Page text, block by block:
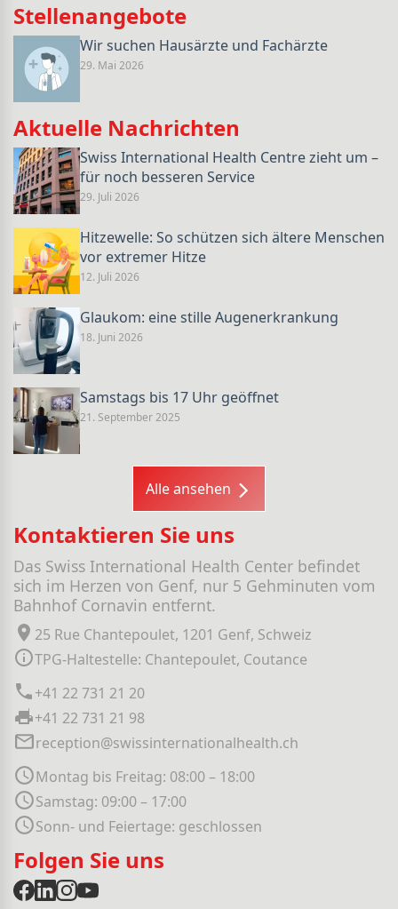
Stellenangebote
Wir suchen Hausärzte und Fachärzte
29. Mai 2026
Aktuelle Nachrichten
Swiss International Health Centre zieht um –
für noch besseren Service
29. Juli 2026
Hitzewelle: So schützen sich ältere Menschen
vor extremer Hitze
12. Juli 2026
Glaukom: eine stille Augenerkrankung
18. Juni 2026
Samstags bis 17 Uhr geöffnet
21. September 2025
Alle ansehen
Kontaktieren Sie uns
Das Swiss International Health Center befindet
sich im Herzen von Genf, nur 5 Gehminuten vom
Bahnhof Cornavin entfernt.
25 Rue Chantepoulet, 1201 Genf, Schweiz
TPG-Haltestelle: Chantepoulet, Coutance
+41 22 731 21 20
+41 22 731 21 98
reception@swissinternationalhealth.ch
Montag bis Freitag: 08:00 – 18:00
Samstag: 09:00 – 17:00
Sonn- und Feiertage: geschlossen
Folgen Sie uns